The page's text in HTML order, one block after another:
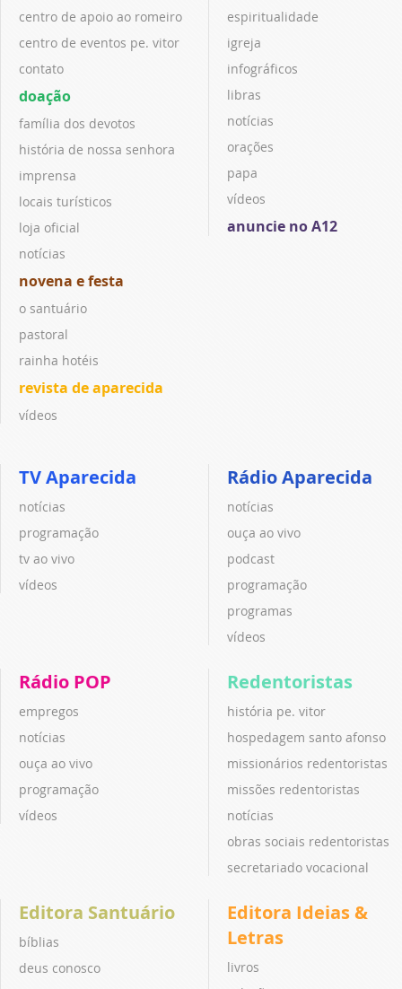
centro de apoio ao romeiro
centro de eventos pe. vitor
contato
doação
família dos devotos
história de nossa senhora
imprensa
locais turísticos
loja oficial
notícias
novena e festa
o santuário
pastoral
rainha hotéis
revista de aparecida
vídeos
espiritualidade
igreja
infográficos
libras
notícias
orações
papa
vídeos
anuncie no A12
TV Aparecida
notícias
programação
tv ao vivo
vídeos
Rádio Aparecida
notícias
ouça ao vivo
podcast
programação
programas
vídeos
Rádio POP
empregos
notícias
ouça ao vivo
programação
vídeos
Redentoristas
história pe. vitor
hospedagem santo afonso
missionários redentoristas
missões redentoristas
notícias
obras sociais redentoristas
secretariado vocacional
Editora Santuário
bíblias
deus conosco
Editora Ideias &
Letras
livros